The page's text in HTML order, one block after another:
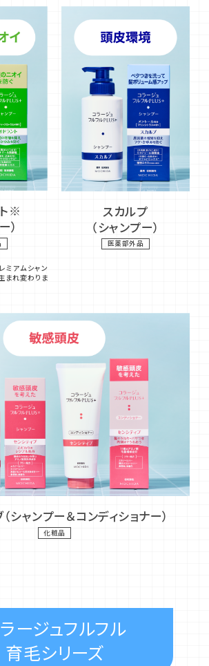
※
）
ミアムシャン
まれ変わりま
スカルプ
（シャンプー）
医薬部外品
シャンプー＆コンディショナー）
化粧品
ージュフルフル
育毛シリーズ